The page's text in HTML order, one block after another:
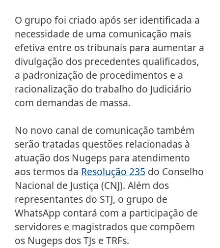
O grupo foi criado após ser identificada a
necessidade de uma comunicação mais
efetiva entre os tribunais para aumentar a
divulgação dos precedentes qualificados,
a padronização de procedimentos e a
racionalização do trabalho do Judiciário
com demandas de massa.
No novo canal de comunicação também
serão tratadas questões relacionadas à
atuação dos Nugeps para atendimento
aos termos da Resolução 235 do Conselho
Nacional de Justiça (CNJ). Além dos
representantes do STJ, o grupo de
WhatsApp contará com a participação de
servidores e magistrados que compõem
os Nugeps dos TJs e TRFs.